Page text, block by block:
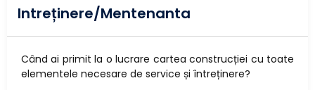
Intreținere/Mentenanta
Când ai primit la o lucrare cartea construcției cu toate
elementele necesare de service și întreținere?